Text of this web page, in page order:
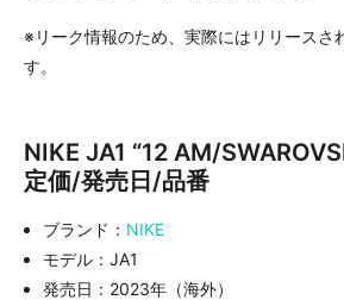
※リーク情報のため、実際にはリリースさ
す。
NIKE JA1 “12 AM/
定価/発売日/品番
ブランド： NIKE
モデル：JA1
発売日：2023年（海外）